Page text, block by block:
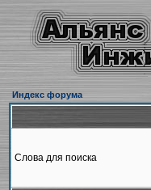
Индекс форума
Слова для поиска